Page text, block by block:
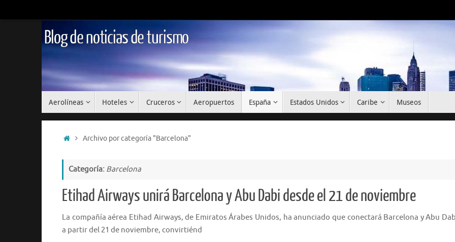
al
Blog de noticias de turismo
Aerolíneas Hoteles Cruceros Aeropuertos España Estados Unidos Caribe Museos
InicioArchivo por categoría "Barcelona"
Categoría: Barcelona
Etihad Airways unirá Barcelona y Abu Dabi desde el 21 de noviembre
La compañía aérea Etihad Airways, de Emiratos Árabes Unidos, ha anunciado que conectará Barcelona y Abu
a partir del 21 de noviembre, convirtiénd